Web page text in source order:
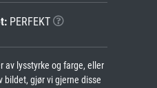
PERFEKT
av lysstyrke og farge, eller
gjør vi gjerne disse